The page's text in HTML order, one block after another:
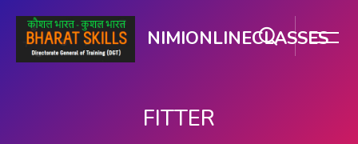
NIMIONLINECLASSES
FITTER